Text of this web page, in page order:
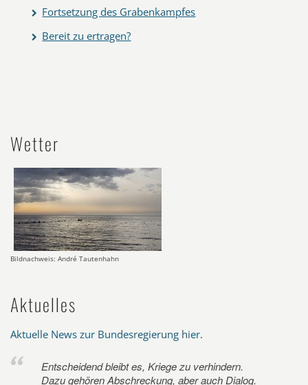
Fortsetzung des Grabenkampfes
Bereit zu ertragen?
Wetter
Bildnachweis: André Tautenhahn
Aktuelles
Aktuelle News zur Bundesregierung hier.
Entscheidend bleibt es, Kriege zu verhindern.
Dazu gehören Abschreckung, aber auch Dialog.